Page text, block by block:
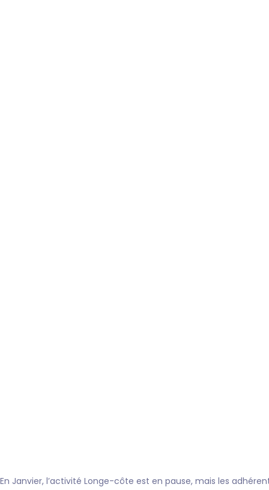
En Janvier, l’activité Longe-côte est en pause, mais les